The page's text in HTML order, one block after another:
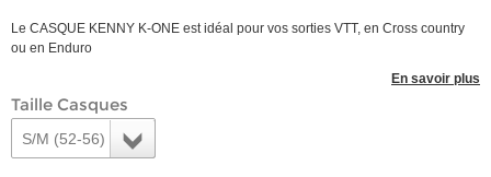
Le CASQUE KENNY K-ONE est idéal pour vos sorties VTT, en Cross country
ou en Enduro
En savoir plus
Taille Casques
S/M (52-56)